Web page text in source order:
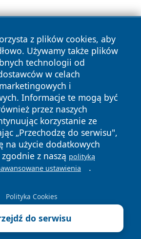
z plików cookies, aby
Używamy także plików
technologii od
w celach
i
Informacje te mogą być
przez naszych
korzystanie ze
„Przechodzę do serwisu",
na użycie dodatkowych
z naszą polityką
ustawienia .
Polityka Cookies
do serwisu
Wszystkie prawa
Polityka
Cookies